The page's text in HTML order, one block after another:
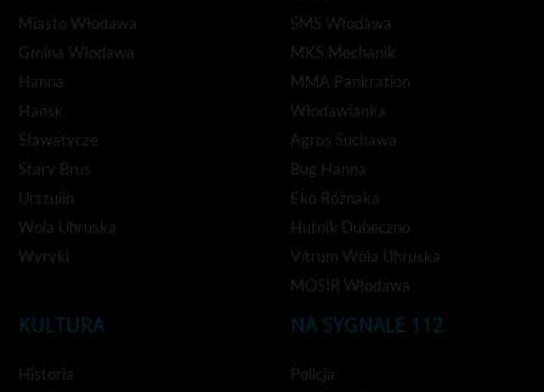
Miasto Włodawa
Gmina Włodawa
Hanna
Hańsk
Sławatycze
Stary Brus
Urszulin
Wola Uhruska
Wyryki
SMS Włodawa
MKS Mechanik
MMA Pankration
Włodawianka
Agros Suchawa
Bug Hanna
Eko Różnaka
Hutnik Dubeczno
Vitrum Wola Uhruska
MOSIR Włodawa
KULTURA
Historia
NA SYGNALE 112
Policja